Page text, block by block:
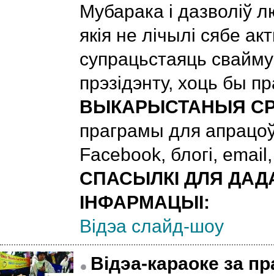
Мубарака і дазволіў
якія не лічылі сябе
супрацьстаяць свайму
прэзідэнту, хоць бы
ВЫКАРЫСТАНЫЯ
праграмы для
Facebook, блогі,
СПАСЫЛКІ ДЛЯ
ІНФАРМАЦЫІ:
Відэа слайд-шоу
Відэа-караоке за